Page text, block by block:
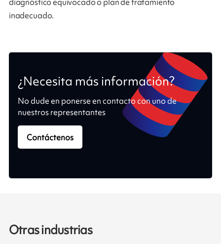
inadecuado.
¿Necesita más información?
No dude en ponerse en contacto con uno de
nuestros representantes
Contáctenos
Otras industrias